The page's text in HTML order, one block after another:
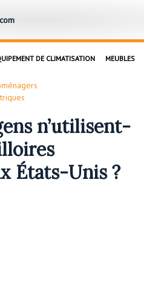
DE CLIMATISATION MEUBLES
n’utilisent-
États-Unis ?